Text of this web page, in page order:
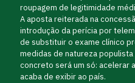
roupagem de legitimidade
A aposta reiterada na
introdução da perícia por
de substituir o exame clínico
medidas de natureza
concreto será um só: acelerar
acaba de exibir ao país.